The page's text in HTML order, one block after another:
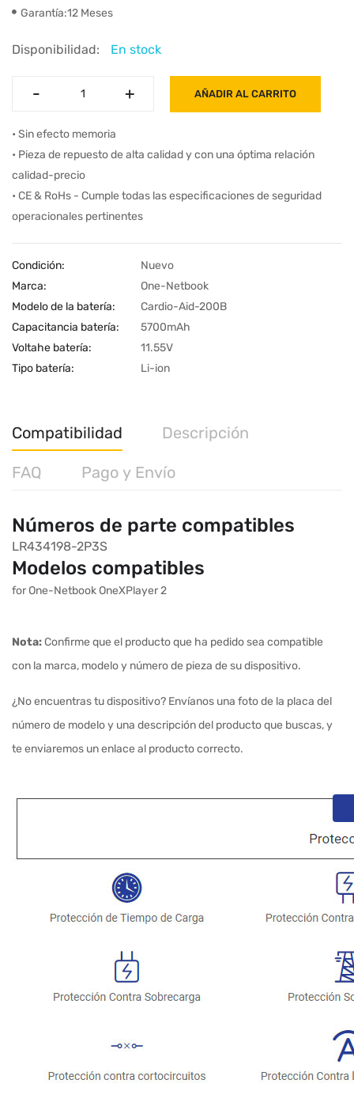
Garantía:12 Meses
Disponibilidad: En stock
- +
- + AÑADIR AL CARRITO
• Sin efecto memoria
• Pieza de repuesto de alta calidad y con una óptima relación
calidad-precio
• CE & RoHs - Cumple todas las especificaciones de seguridad
operacionales pertinentes
Condición:
Nuevo
Marca:
One-Netbook
Modelo de la batería:
Cardio-Aid-200B
Capacitancia batería:
5700mAh
Voltahe batería:
11.55V
Tipo batería:
Li-ion
Compatibilidad Descripción
FAQ Pago y Envío
Números de parte compatibles
LR434198-2P3S
Modelos compatibles
for One-Netbook OneXPlayer 2
Nota:Confirme que el producto que ha pedido sea compatible
con la marca, modelo y número de pieza de su dispositivo.
¿No encuentras tu dispositivo? Envíanos una foto de la placa del
número de modelo y una descripción del producto que buscas, y
te enviaremos un enlace al producto correcto.